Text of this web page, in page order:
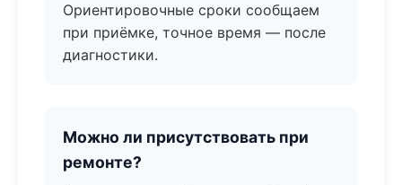
Ориентировочные сроки сообщаем
при приёмке, точное время — после
диагностики.
Можно ли присутствовать при
ремонте?